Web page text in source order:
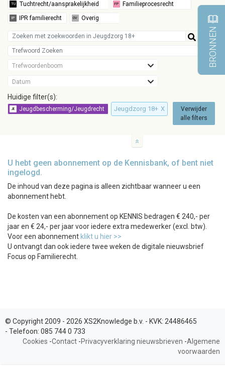
Trefwoordenboom
Datum
Huidige filter(s):
Jeugdzorg 18+ X
Verwijder
alle filters
U hebt geen abonnement op de Kennisbank, of bent niet
ingelogd.
De inhoud van deze pagina is alleen zichtbaar wanneer u een
abonnement hebt.
De kosten van een abonnement op KENNIS bedragen € 240,- per
jaar en € 24,- per jaar voor iedere extra medewerker (excl. btw).
Voor een abonnement klikt u hier >>
U ontvangt dan ook iedere twee weken de digitale nieuwsbrief
Focus op Familierecht.
BRONNEN
© Copyright 2009 - 2026 XS2Knowledge b.v. - KVK: 24486465
- Telefoon: 085 744 0 733
Cookies -Contact -Privacyverklaring nieuwsbrieven -Algemene
voorwaarden